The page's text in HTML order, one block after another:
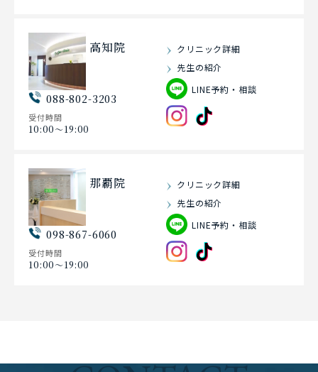
高知院
088-802-3203
受付時間
10:00〜19:00
クリニック詳細
先生の紹介
LINE予約・相談
那覇院
098-867-6060
受付時間
10:00〜19:00
クリニック詳細
先生の紹介
LINE予約・相談